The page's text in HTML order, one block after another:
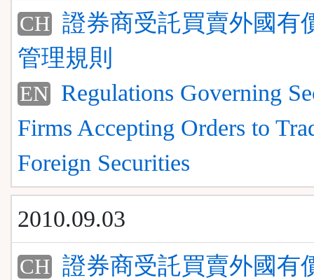
CH 證券商受託買賣外國有
管理規則
EN Regulations Governing
Firms Accepting Orders to
Foreign Securities
2010.09.03
CH 證券商受託買賣外國有